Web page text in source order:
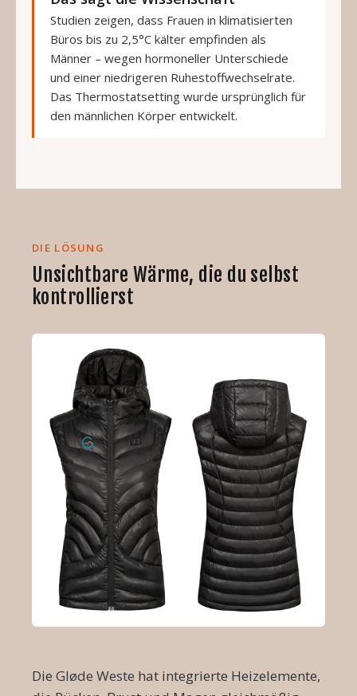
Studien zeigen, dass Frauen in klimatisierten
Büros bis zu 2,5°C kälter empfinden als
Männer – wegen hormoneller Unterschiede
und einer niedrigeren Ruhestoffwechselrate.
Das Thermostatsetting wurde ursprünglich für
den männlichen Körper entwickelt.
DIE LÖSUNG
Unsichtbare Wärme, die du selbst
kontrollierst
DieGløde Weste hat integrierte Heizelemente,